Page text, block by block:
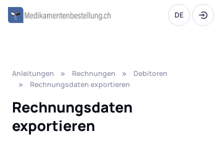
DE
Anleitungen Rechnungen
Debitoren
Rechnungsdaten exportieren
Rechnungsdaten
exportieren